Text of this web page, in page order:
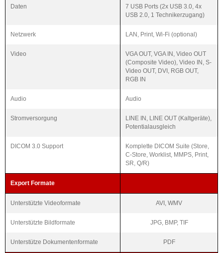
Daten
7 USB Ports (2x USB 3.0, 4x
USB 2.0, 1 Technikerzugang)
Netzwerk LAN, Print, Wi-Fi (optional)
Video
VGA OUT, VGA IN, Video OUT
(Composite Video), Video IN, S-
Video OUT, DVI, RGB OUT,
RGB IN
Audio Audio
Stromversorgung
LINE IN, LINE OUT (Kaltgeräte),
Potentialausgleich
DICOM 3.0 Support
Komplette DICOM Suite (Store,
C-Store, Worklist, MMPS, Print,
SR, Q/R)
Export Formate
Unterstützte Videoformate AVI, WMV
Unterstützte Bildformate JPG, BMP, TIF
Unterstütze Dokumentenformate PDF